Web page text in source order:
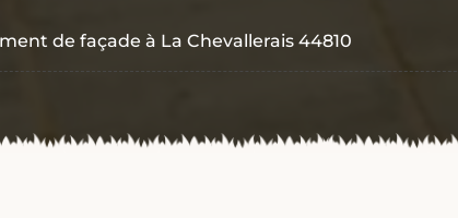
de façade à La Chevallerais 44810